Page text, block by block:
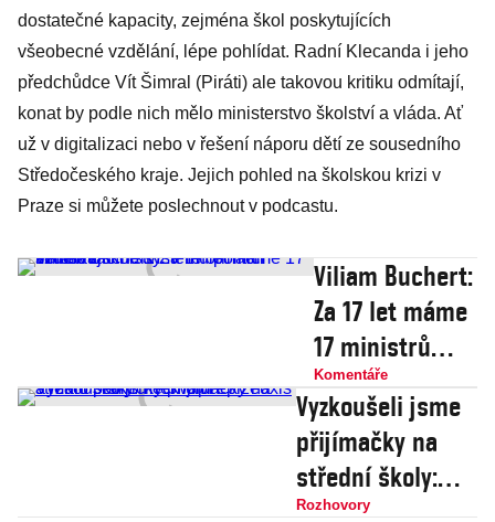
dostatečné kapacity, zejména škol poskytujících
všeobecné vzdělání, lépe pohlídat. Radní Klecanda i jeho
předchůdce Vít Šimral (Piráti) ale takovou kritiku odmítají,
konat by podle nich mělo ministerstvo školství a vláda. Ať
už v digitalizaci nebo v řešení náporu dětí ze sousedního
Středočeského kraje. Jejich pohled na školskou krizi v
Praze si můžete poslechnout v podcastu.
Viliam Buchert:
Za 17 let máme
17 ministrů
školství. V
reformách
vzdělávacího
systému
Komentáře
Vyzkoušeli jsme
přijímačky na
střední školy:
Překvapí
Rozhovory